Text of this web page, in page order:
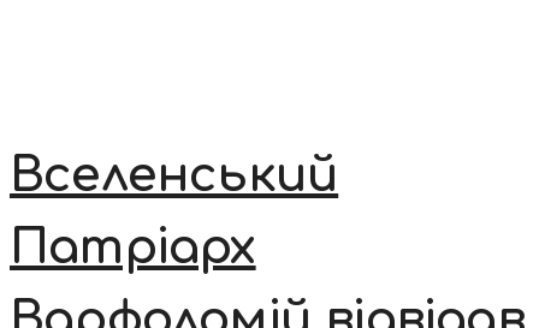
Вселенський
Патріарх